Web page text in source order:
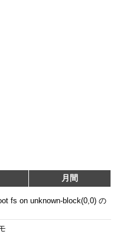
月間
fs on unknown-block(0,0) の